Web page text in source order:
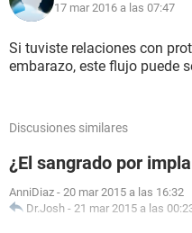
17 mar 2016 a las 07:47
Si tuviste relaciones con
embarazo, este flujo puede
Discusiones similares
¿El sangrado por
AnniDiaz - 20 mar 2015 a las 16:32
Dr.Josh - 21 mar 2015 a las